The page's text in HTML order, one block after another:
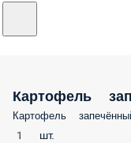
Картофель
Картофель
1 шт.